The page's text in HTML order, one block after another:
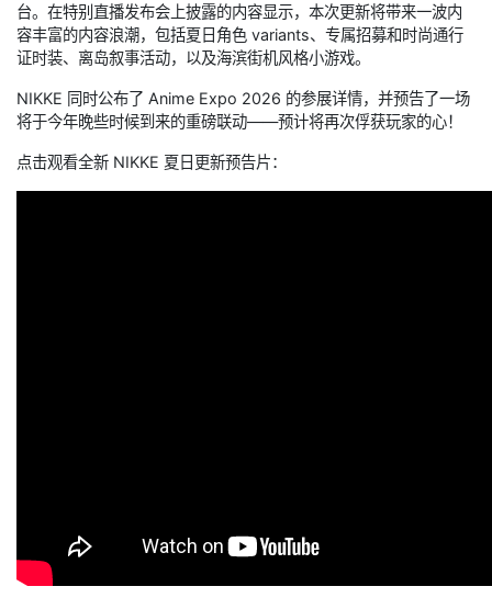
台。在特别直播发布会上披露的内容显示，本次更新将带来一波内
容丰富的内容浪潮，包括夏日角色 variants、专属招募和时尚通行
证时装、离岛叙事活动，以及海滨街机风格小游戏。
NIKKE 同时公布了 Anime Expo 2026 的参展详情，并预告了一场
将于今年晚些时候到来的重磅联动——预计将再次俘获玩家的心！
点击观看全新 NIKKE 夏日更新预告片：